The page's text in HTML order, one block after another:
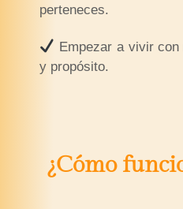
perteneces.
Empezar a vivir
y propósito.
¿Cómo